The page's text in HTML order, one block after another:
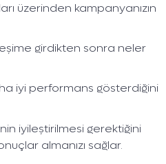
üzerinden kampanyanızın
girdikten sonra neler
iyi performans gösterdiğini
iyileştirilmesi gerektiğini
almanızı sağlar.